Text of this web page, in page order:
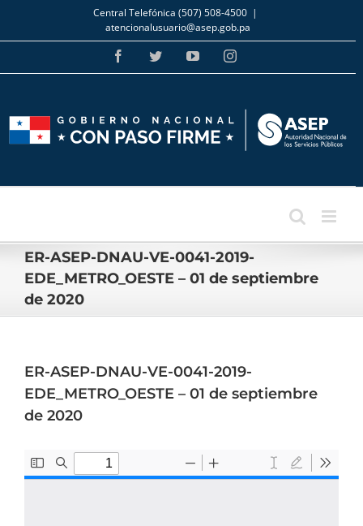
Skip
to
content
Central Telefónica (507) 508-4500 |
atencionalusuario@asep.gob.pa
FacebookTwitterYouTubeInstagram
ER-ASEP-DNAU-VE-0041-2019-
EDE_METRO_OESTE – 01 de septiembre
de 2020
ER-ASEP-DNAU-VE-0041-2019-
EDE_METRO_OESTE – 01 de septiembre
de 2020